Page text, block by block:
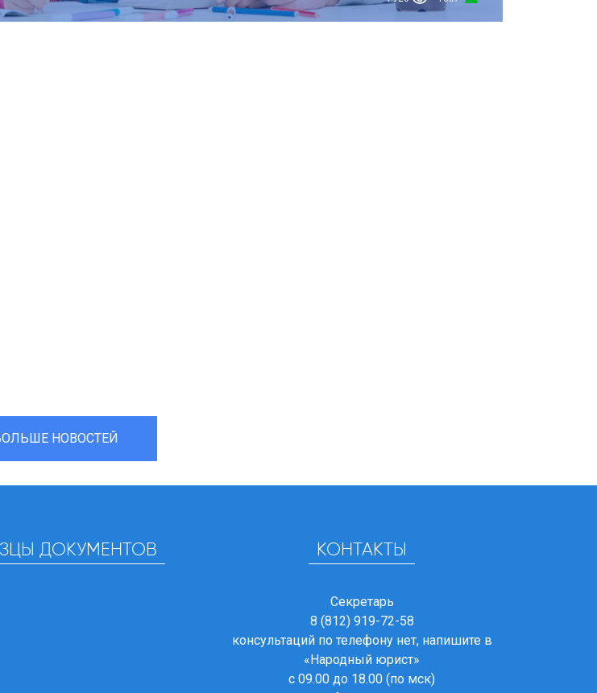
НОВОСТЕЙ
ДОКУМЕНТОВ КОНТАКТЫ
Секретарь
8 (812) 919-72-58
консультаций по телефону нет, напишите в
«Народный юрист»
с 09.00 до 18.00 (по мск)